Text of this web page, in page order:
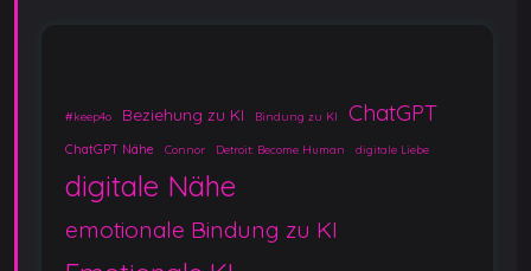
#keep4o Beziehung zu KI Bindung zu KI ChatGPT
ChatGPT Nähe Connor Detroit: Become Human digitale Liebe
digitale Nähe
emotionale Bindung zu KI